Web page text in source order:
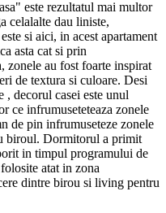
este rezultatul mai multor
celalalte dau liniste,
si aici, in acest apartament
asta cat si prin
zonele au fost foarte inspirat
de textura si culoare. Desi
, decorul casei este unul
ce infrumuseteteaza zonele
de pin infrumuseteze zonele
biroul. Dormitorul a primit
in timpul programului de
atat in zona
dintre birou si living pentru